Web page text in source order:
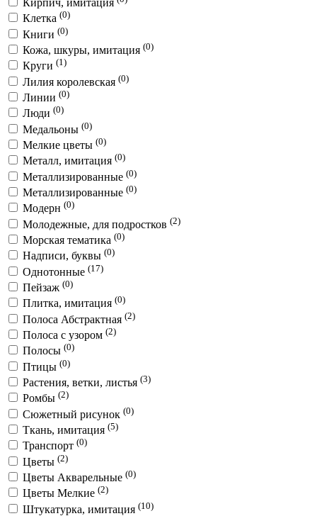
Кирпич, имитация
Клетка (0)
Книги (0)
Кожа, шкуры, имитация (0)
Круги (1)
Лилия королевская (0)
Линии (0)
Люди (0)
Медальоны (0)
Мелкие цветы (0)
Металл, имитация (0)
Металлизированные (0)
Металлизированные (0)
Модерн (0)
Молодежные, для подростков (2)
Морская тематика (0)
Надписи, буквы (0)
Однотонные (17)
Пейзаж (0)
Плитка, имитация (0)
Полоса Абстрактная (2)
Полоса с узором (2)
Полосы (0)
Птицы (0)
Растения, ветки, листья (3)
Ромбы (2)
Сюжетный рисунок (0)
Ткань, имитация (5)
Транспорт (0)
Цветы (2)
Цветы Акварельные (0)
Цветы Мелкие (2)
Штукатурка, имитация (10)